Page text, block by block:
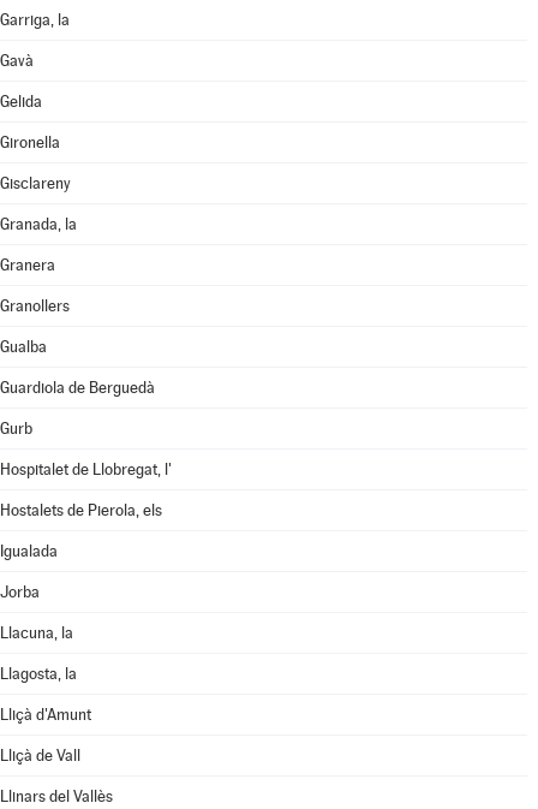
Garriga, la
Gavà
Gelida
Gironella
Gisclareny
Granada, la
Granera
Granollers
Gualba
Guardiola de Berguedà
Gurb
Hospitalet de Llobregat, l'
Hostalets de Pierola, els
Igualada
Jorba
Llacuna, la
Llagosta, la
Lliçà d'Amunt
Lliçà de Vall
Llinars del Vallès